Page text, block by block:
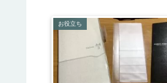
お役立ち